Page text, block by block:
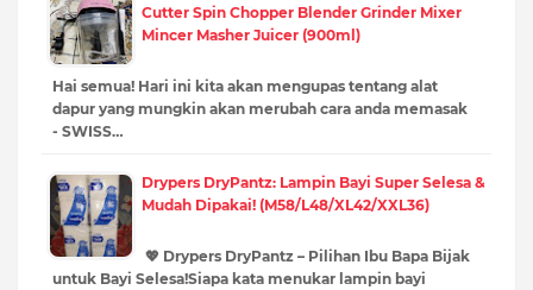
Cutter Spin Chopper Blender Grinder Mixer
Mincer Masher Juicer (900ml)
Hai semua! Hari ini kita akan mengupas tentang alat
dapur yang mungkin akan merubah cara anda memasak
- SWISS…
Drypers DryPantz: Lampin Bayi Super Selesa &
Mudah Dipakai! (M58/L48/XL42/XXL36)
💖 Drypers DryPantz – Pilihan Ibu Bapa Bijak
untuk Bayi Selesa!Siapa kata menukar lampin bayi